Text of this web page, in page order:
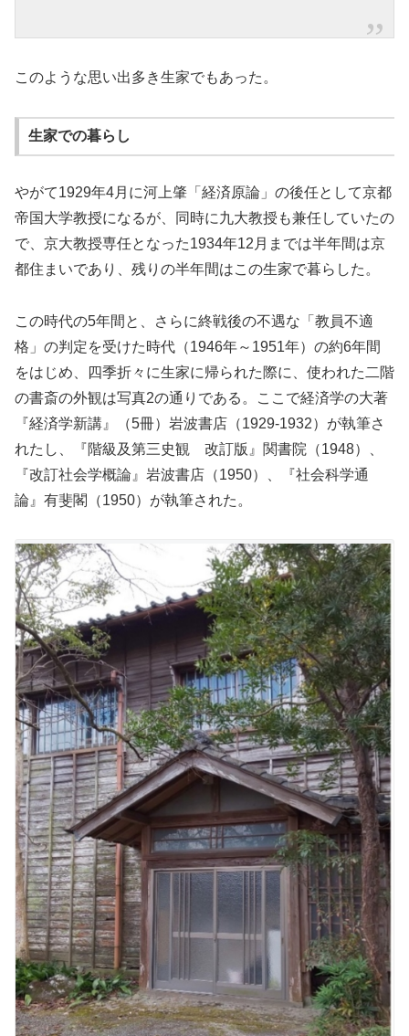
このような思い出多き生家でもあった。
生家での暮らし
やがて1929年4月に河上肇「経済原論」の後任として京都
帝国大学教授になるが、同時に九大教授も兼任していたの
で、京大教授専任となった1934年12月までは半年間は京
都住まいであり、残りの半年間はこの生家で暮らした。
この時代の5年間と、さらに終戦後の不遇な「教員不適
格」の判定を受けた時代（1946年～1951年）の約6年間
をはじめ、四季折々に生家に帰られた際に、使われた二階
の書斎の外観は写真2の通りである。ここで経済学の大著
『経済学新講』（5冊）岩波書店（1929-1932）が執筆さ
れたし、『階級及第三史観 改訂版』関書院（1948）、
『改訂社会学概論』岩波書店（1950）、『社会科学通
論』有斐閣（1950）が執筆された。